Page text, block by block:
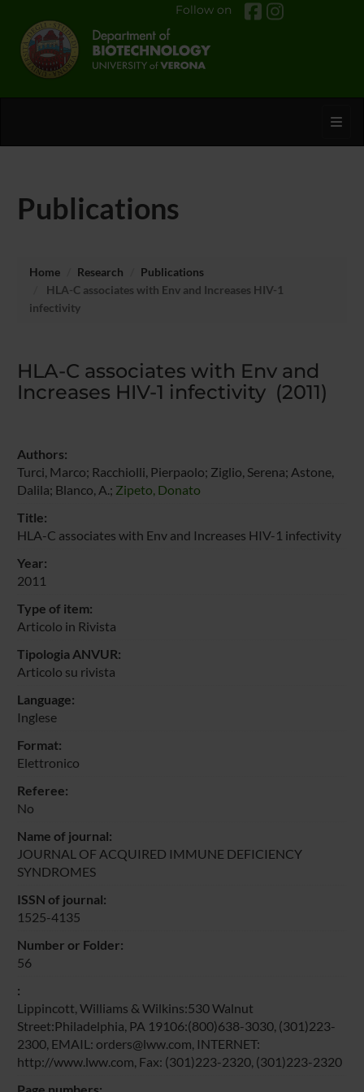
Follow on
Publications
Home Research
Publications
HLA-C associates with Env and Increases HIV-1
infectivity
HLA-C associates with Env and
Increases HIV-1 infectivity (2011)
Authors:
Turci, Marco; Racchiolli, Pierpaolo; Ziglio, Serena; Astone,
Dalila; Blanco, A.; Zipeto, Donato
Title:
HLA-C associates with Env and Increases HIV-1 infectivity
Year:
2011
Type of item:
Articolo in Rivista
Tipologia ANVUR:
Articolo su rivista
Language:
Inglese
Format:
Elettronico
Referee:
No
Name of journal:
JOURNAL OF ACQUIRED IMMUNE DEFICIENCY
SYNDROMES
ISSN of journal:
1525-4135
Number or Folder:
56
:
Lippincott, Williams & Wilkins:530 Walnut
Street:Philadelphia, PA 19106:(800)638-3030, (301)223-
2300, EMAIL: orders@lww.com, INTERNET:
http://www.lww.com, Fax: (301)223-2320, (301)223-2320